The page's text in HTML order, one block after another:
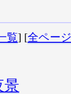
覧] [全ペー
景